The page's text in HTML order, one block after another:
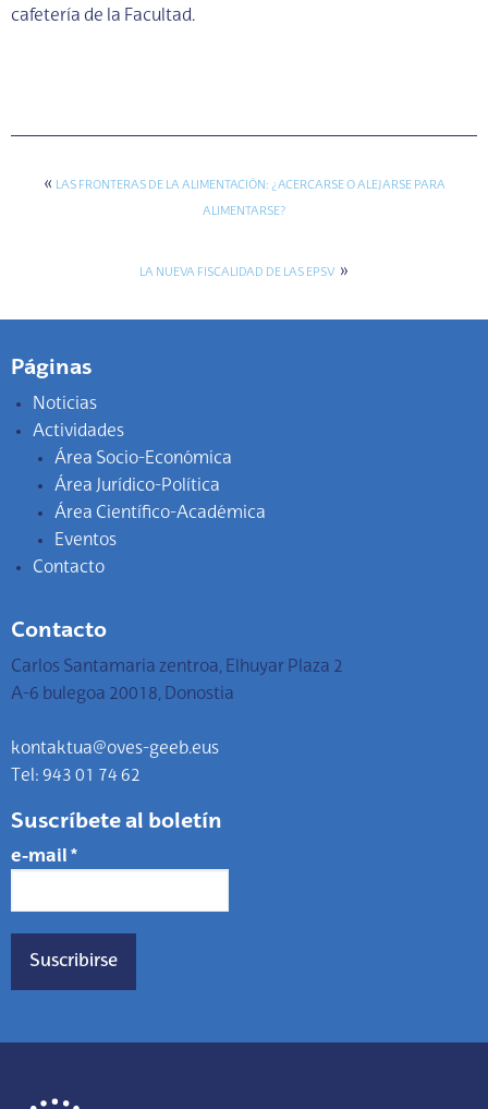
cafetería de la Facultad.
« LAS FRONTERAS DE LA ALIMENTACIÓN: ¿ACERCARSE O ALEJARSE PARA
ALIMENTARSE?
LA NUEVA FISCALIDAD DE LAS EPSV »
Páginas
Noticias
Actividades
Área Socio-Económica
Área Jurídico-Política
Área Científico-Académica
Eventos
Contacto
Contacto
Carlos Santamaria zentroa, Elhuyar Plaza 2
A-6 bulegoa 20018, Donostia
kontaktua@oves-geeb.eus
Tel: 943 01 74 62
Suscríbete al boletín
e-mail *